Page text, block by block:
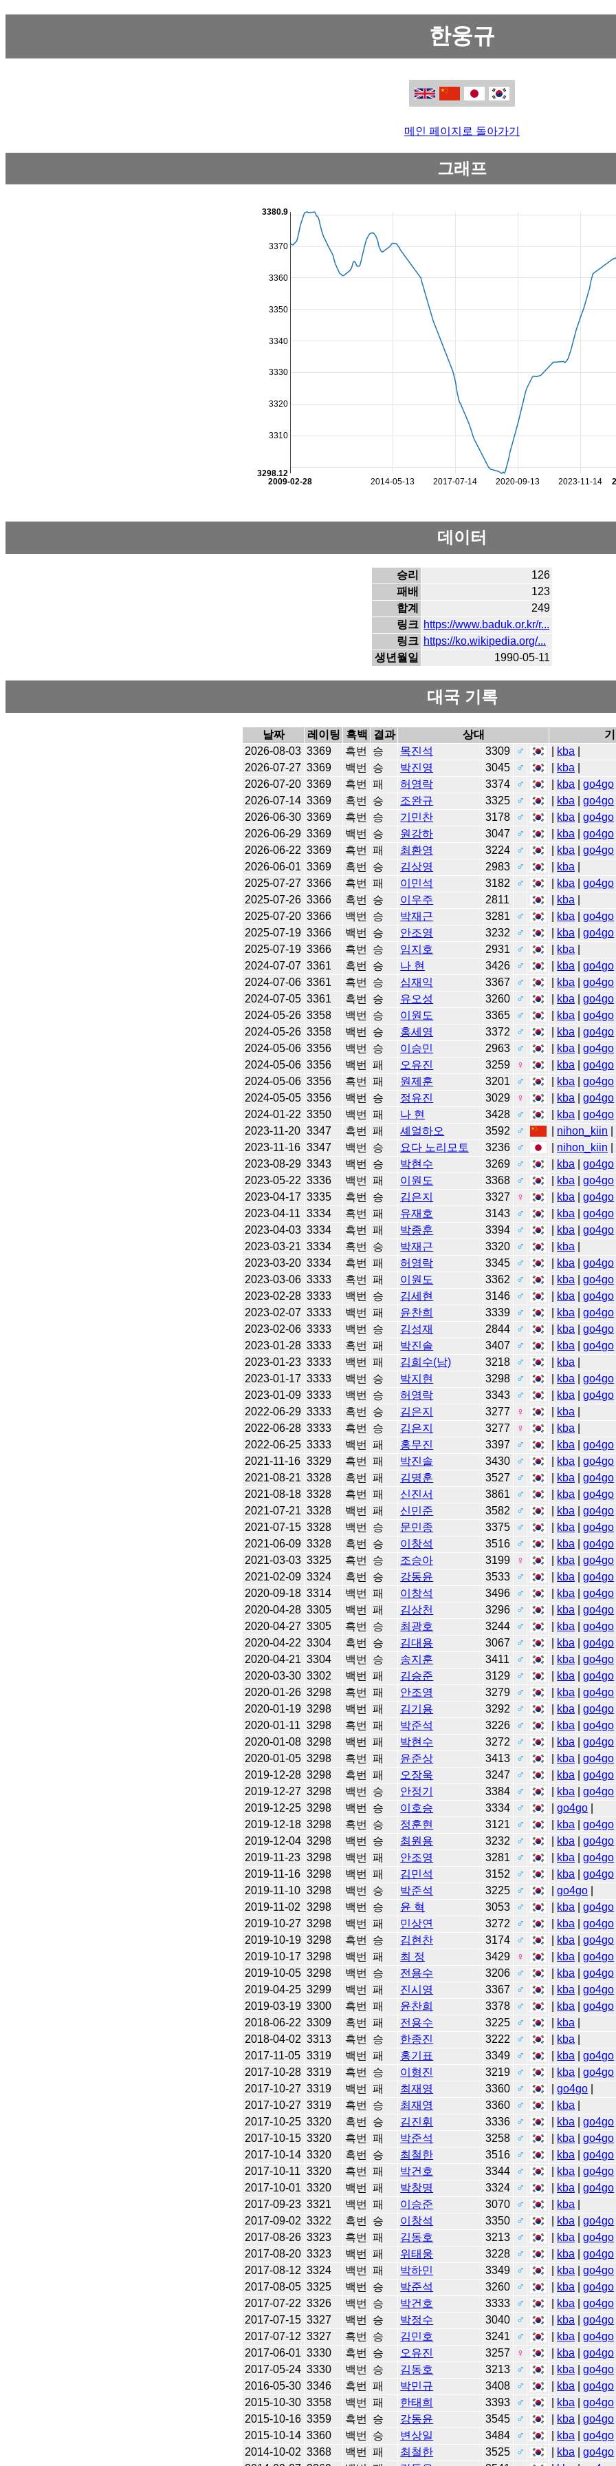
한웅규
메인 페이지로 돌아가기
그래프
2014-05-13 2017-07-14 2020-09-13 2023-11-14
2009-02-28
3310
3320
3330
3340
3350
3360
3370
3298.12
3380.9
데이터
승리
126
패배
123
합계
249
링크 https://www.baduk.or.kr/r...
링크 https://ko.wikipedia.org/...
생년월일
1990-05-11
대국 기록
날짜 레이팅 흑백 결과 상대
2026-08-03 3369 흑번 승 목진석 3309 ♂ kba
2026-07-27 3369 백번 승 박진영 3045 ♂ kba
2026-07-20 3369 흑번 패 허영락 3374 ♂ kba |go4go
2026-07-14 3369 흑번 승 조완규 3325 ♂ kba |go4go
2026-06-30 3369 흑번 승 기민찬 3178 ♂ kba |go4go
2026-06-29 3369 백번 승 원강하 3047 ♂ kba |go4go
2026-06-22 3369 흑번 패 최환영 3224 ♂ kba |go4go
2026-06-01 3369 흑번 승 김상영 2983 ♂ kba
2025-07-27 3366 흑번 패 이민석 3182 ♂ kba |go4go
2025-07-26 3366 흑번 승 이우주 2811 kba
2025-07-20 3366 백번 승 박재근 3281 ♂ kba |go4go
2025-07-19 3366 백번 승 안조영 3232 ♂ kba |go4go
2025-07-19 3366 흑번 승 임지호 2931 ♂ kba
2024-07-07 3361 흑번 승 나 현 3426 ♂ kba |go4go
2024-07-06 3361 흑번 승 심재익 3367 ♂ kba |go4go
2024-07-05 3361 흑번 승 유오성 3260 ♂ kba |go4go
2024-05-26 3358 백번 승 이원도 3365 ♂ kba |go4go
2024-05-26 3358 백번 승 홍세영 3372 ♂ kba |go4go
2024-05-06 3356 백번 승 이승민 2963 ♂ kba |go4go
2024-05-06 3356 백번 패 오유진 3259 ♀ kba |go4go
2024-05-06 3356 흑번 패 원제훈 3201 ♂ kba |go4go
2024-05-05 3356 백번 승 정유진 3029 ♀ kba |go4go
2024-01-22 3350 백번 패 나 현 3428 ♂ kba |go4go
2023-11-20 3347 흑번 패 셰얼하오 3592 ♂ nihon_kiin
2023-11-16 3347 백번 승 요다 노리모토 3236 ♂ nihon_kiin
2023-08-29 3343 백번 승 박현수 3269 ♂ kba |go4go
2023-05-22 3336 백번 패 이원도 3368 ♂ kba |go4go
2023-04-17 3335 흑번 승 김은지 3327 ♀ kba |go4go
2023-04-11 3334 흑번 패 유재호 3143 ♂ kba |go4go
2023-04-03 3334 흑번 패 박종훈 3394 ♂ kba |go4go
2023-03-21 3334 흑번 승 박재근 3320 ♂ kba
2023-03-20 3334 흑번 패 허영락 3345 ♂ kba |go4go
2023-03-06 3333 흑번 패 이원도 3362 ♂ kba |go4go
2023-02-28 3333 백번 승 김세현 3146 ♂ kba |go4go
2023-02-07 3333 백번 패 윤찬희 3339 ♂ kba |go4go
2023-02-06 3333 백번 승 김성재 2844 ♂ kba |go4go
2023-01-28 3333 흑번 패 박진솔 3407 ♂ kba |go4go
2023-01-23 3333 백번 패 김희수(남) 3218 ♂ kba
2023-01-17 3333 백번 승 박지현 3298 ♂ kba |go4go
2023-01-09 3333 백번 승 허영락 3343 ♂ kba |go4go
2022-06-29 3333 흑번 승 김은지 3277 ♀ kba
2022-06-28 3333 흑번 승 김은지 3277 ♀ kba
2022-06-25 3333 백번 패 홍무진 3397 ♂ kba |go4go
2021-11-16 3329 흑번 패 박진솔 3430 ♂ kba |go4go
2021-08-21 3328 흑번 패 김명훈 3527 ♂ kba |go4go
2021-08-18 3328 흑번 패 신진서 3861 ♂ kba |go4go
2021-07-21 3328 백번 패 신민준 3582 ♂ kba |go4go
2021-07-15 3328 백번 승 문민종 3375 ♂ kba |go4go
2021-06-09 3328 흑번 승 이창석 3516 ♂ kba |go4go
2021-03-03 3325 흑번 승 조승아 3199 ♀ kba |go4go
2021-02-09 3324 흑번 승 강동윤 3533 ♂ kba |go4go
2020-09-18 3314 백번 패 이창석 3496 ♂ kba |go4go
2020-04-28 3305 백번 패 김상천 3296 ♂ kba |go4go
2020-04-27 3305 흑번 승 최광호 3244 ♂ kba |go4go
2020-04-22 3304 흑번 승 김대용 3067 ♂ kba |go4go
2020-04-21 3304 백번 승 송지훈 3411 ♂ kba |go4go
2020-03-30 3302 백번 패 김승준 3129 ♂ kba |go4go
2020-01-26 3298 흑번 패 안조영 3279 ♂ kba |go4go
2020-01-19 3298 백번 패 김기용 3292 ♂ kba |go4go
2020-01-11 3298 흑번 패 박준석 3226 ♂ kba |go4go
2020-01-08 3298 백번 패 박현수 3272 ♂ kba |go4go
2020-01-05 3298 흑번 패 윤준상 3413 ♂ kba |go4go
2019-12-28 3298 흑번 패 오장욱 3247 ♂ kba |go4go
2019-12-27 3298 백번 승 안정기 3384 ♂ kba |go4go
2019-12-25 3298 백번 승 이호승 3334 ♂ |go4go
2019-12-18 3298 흑번 승 정훈현 3121 ♂ kba |go4go
2019-12-04 3298 백번 승 최원용 3232 ♂ kba |go4go
2019-11-23 3298 백번 패 안조영 3281 ♂ kba |go4go
2019-11-16 3298 백번 패 김민석 3152 ♂ kba |go4go
2019-11-10 3298 백번 승 박준석 3225 ♂ |go4go
2019-11-02 3298 백번 승 윤 혁 3053 ♂ kba |go4go
2019-10-27 3298 백번 패 민상연 3272 ♂ kba |go4go
2019-10-19 3298 흑번 승 김현찬 3174 ♂ kba |go4go
2019-10-17 3298 백번 패 최 정 3429 ♀ kba |go4go
2019-10-05 3298 백번 승 전용수 3206 ♂ kba |go4go
2019-04-25 3299 백번 패 진시영 3367 ♂ kba |go4go
2019-03-19 3300 흑번 패 윤찬희 3378 ♂ kba |go4go
2018-06-22 3309 흑번 패 전용수 3225 ♂ kba
2018-04-02 3313 흑번 승 한종진 3222 ♂ kba
2017-11-05 3319 백번 패 홍기표 3349 ♂ kba |go4go
2017-10-28 3319 흑번 승 이형진 3219 ♂ kba |go4go
2017-10-27 3319 백번 패 최재영 3360 ♂ |go4go
2017-10-27 3319 흑번 승 최재영 3360 ♂ kba
2017-10-25 3320 흑번 승 김진휘 3336 ♂ kba |go4go
2017-10-15 3320 흑번 패 박준석 3258 ♂ kba |go4go
2017-10-14 3320 흑번 승 최철한 3516 ♂ kba |go4go
2017-10-11 3320 흑번 패 박건호 3344 ♂ kba |go4go
2017-10-01 3320 백번 패 박창명 3324 ♂ kba |go4go
2017-09-23 3321 백번 패 이승준 3070 ♂ kba
2017-09-02 3322 흑번 승 이창석 3350 ♂ kba |go4go
2017-08-26 3323 흑번 패 김동호 3213 ♂ kba |go4go
2017-08-20 3323 백번 패 위태웅 3228 ♂ kba |go4go
2017-08-12 3324 백번 패 박하민 3349 ♂ kba |go4go
2017-08-05 3325 백번 승 박준석 3260 ♂ kba |go4go
2017-07-22 3326 백번 승 박건호 3333 ♂ kba |go4go
2017-07-15 3327 백번 승 박정수 3040 ♂ kba |go4go
2017-07-12 3327 흑번 승 김민호 3241 ♂ kba |go4go
2017-06-01 3330 흑번 승 오유진 3257 ♀ kba |go4go
2017-05-24 3330 백번 승 김동호 3213 ♂ kba |go4go
2016-05-30 3346 흑번 패 박민규 3408 ♂ kba |go4go
2015-10-30 3358 백번 패 한태희 3393 ♂ kba |go4go
2015-10-16 3359 흑번 승 강동윤 3545 ♂ kba |go4go
2015-10-14 3360 백번 승 변상일 3484 ♂ kba |go4go
2014-10-02 3368 백번 패 최철한 3525 ♂ kba |go4go